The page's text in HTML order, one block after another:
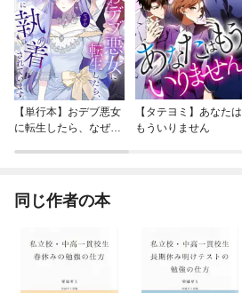
【単行本】おデブ悪女
に転生したら、なぜか
【タテヨミ】あなたは
もういりません
同じ作者の本